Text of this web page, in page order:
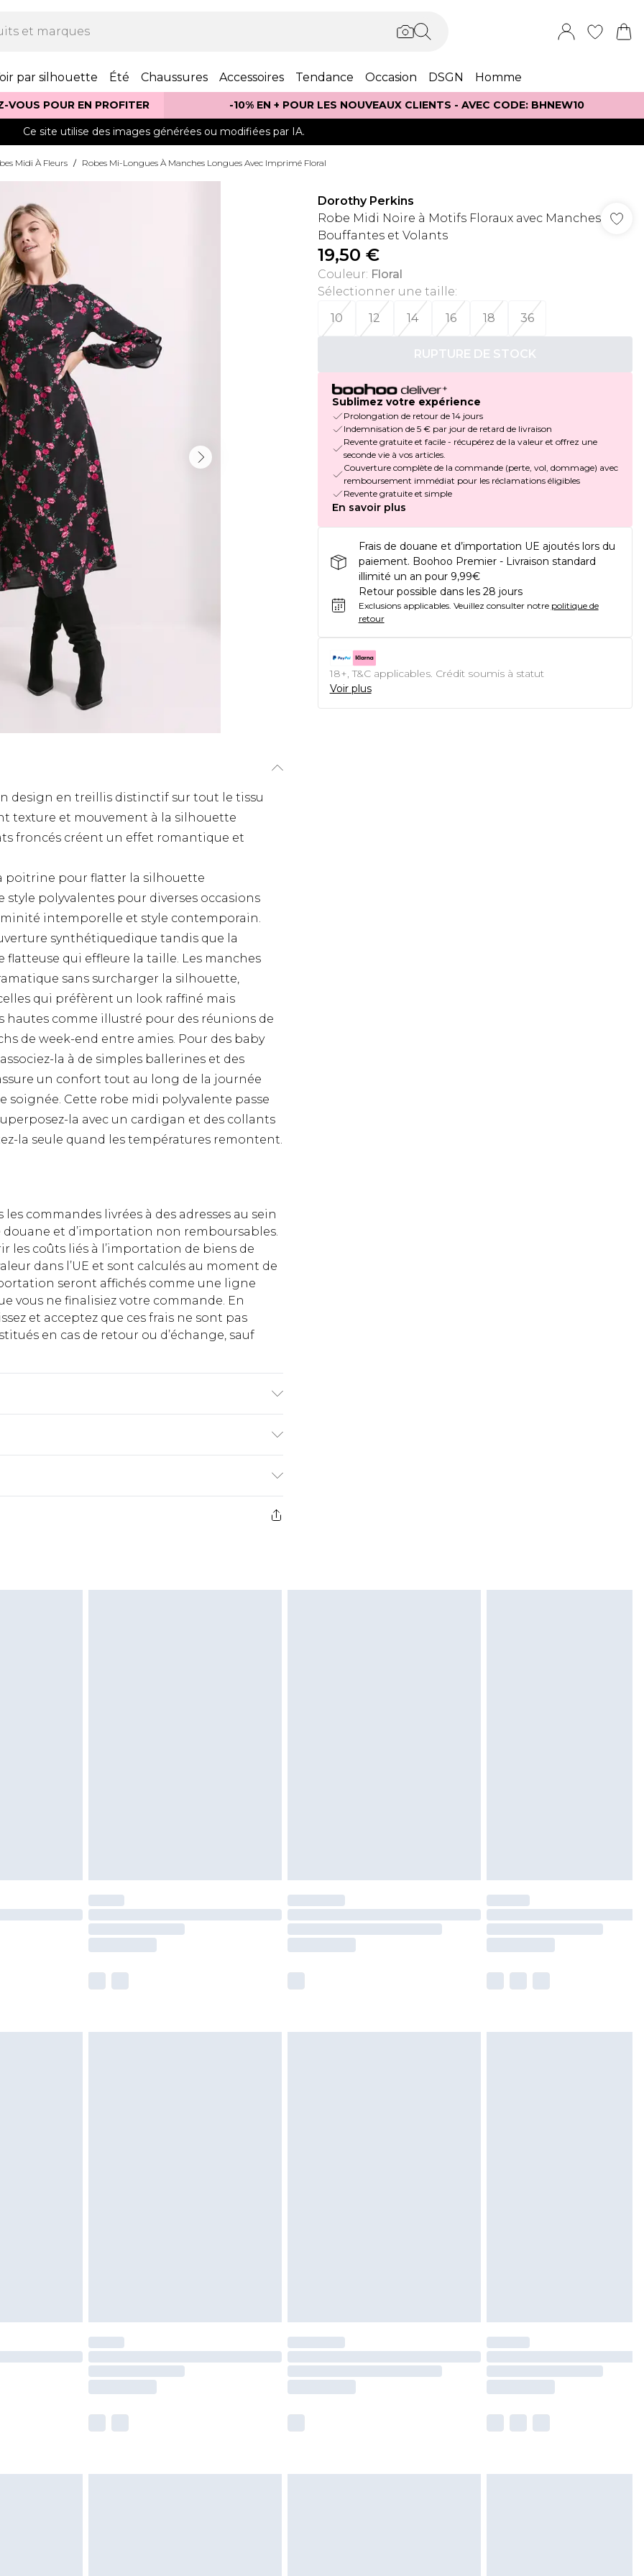
par silhouette Été Chaussures Accessoires Tendance Occasion DSGN Homme
VOUS POUR EN PROFITER -10% EN + POUR LES NOUVEAUX CLIENTS - AVEC CODE: BHNEW10
Ce site utilise des images générées ou modifiées par IA.
Midi À Fleurs / Robes Mi-Longues À Manches Longues Avec Imprimé Floral
design en treillis distinctif sur tout le tissu
texture et mouvement à la silhouette
froncés créent un effet romantique et
poitrine pour flatter la silhouette
polyvalentes pour diverses occasions
intemporelle et style contemporain.
synthétiquedique tandis que la
qui effleure la taille. Les manches
sans surcharger la silhouette,
qui préfèrent un look raffiné mais
hautes comme illustré pour des réunions de
de week-end entre amies. Pour des baby
la à de simples ballerines et des
un confort tout au long de la journée
Cette robe midi polyvalente passe
la avec un cardigan et des collants
la seule quand les températures remontent.
commandes livrées à des adresses au sein
douane et d’importation non remboursables.
les coûts liés à l’importation de biens de
dans l’UE et sont calculés au moment de
seront affichés comme une ligne
vous ne finalisiez votre commande. En
et acceptez que ces frais ne sont pas
en cas de retour ou d’échange, sauf
€2.99
€9.99
Dorothy Perkins
Robe Midi Noire à Motifs Floraux avec Manches
Bouffantes et Volants
19,50 €
Couleur: Floral
Sélectionner une taille:
10
12 14 16 18 36
RUPTURE DE STOCK
Sublimez votre expérience
Prolongation de retour de 14 jours
Indemnisation de 5 € par jour de retard de livraison
Revente gratuite et facile - récupérez de la valeur et offrez une
seconde vie à vos articles.
Couverture complète de la commande (perte, vol, dommage) avec
remboursement immédiat pour les réclamations éligibles
Revente gratuite et simple
En savoir plus
Frais de douane et d’importation UE ajoutés lors du
paiement. Boohoo Premier - Livraison standard
illimité un an pour 9,99€
Retour possible dans les 28 jours
Exclusions applicables. Veuillez consulter notre politique de
retour
18+, T&C applicables. Crédit soumis à statut
Voir plus